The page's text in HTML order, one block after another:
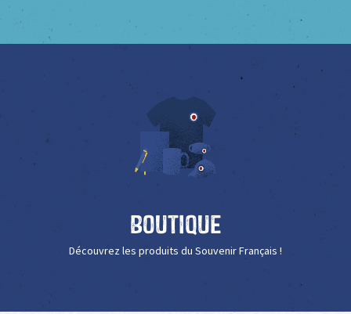
Boutique
Découvrez les produits du Souvenir Français !